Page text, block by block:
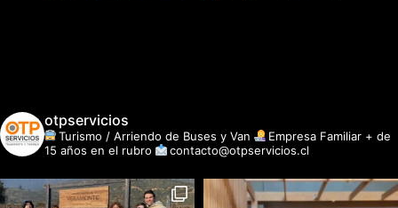
otpservicios
Turismo / Arriendo de Buses y Van
Empresa Familiar + de
15 años en el rubro
contacto@otpservicios.cl